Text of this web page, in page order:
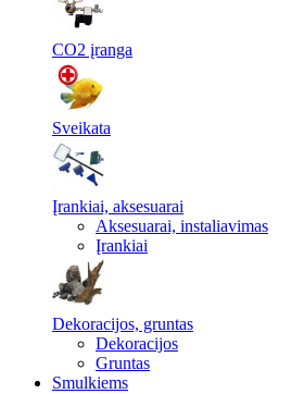
CO2 įranga
Sveikata
Įrankiai, aksesuarai
Aksesuarai, instaliavimas
Įrankiai
Dekoracijos, gruntas
Dekoracijos
Gruntas
Smulkiems